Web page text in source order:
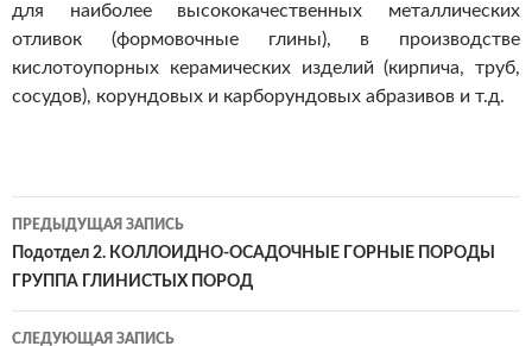
для наиболее высококачественных металлических
отливок (формовочные глины), в производстве
кислотоупорных керамических изделий (кирпича, труб,
сосудов), корундовых и карборундовых абразивов и т.д.
Навигация
ПРЕДЫДУЩАЯ ЗАПИСЬ
Подотдел 2. КОЛЛОИДНО-ОСАДОЧНЫЕ ГОРНЫЕ ПОРОДЫ
ГРУППА ГЛИНИСТЫХ ПОРОД
СЛЕДУЮЩАЯ ЗАПИСЬ